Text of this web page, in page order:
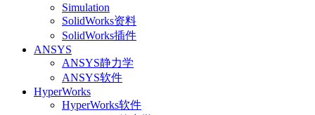
Simulation
SolidWorks资料
SolidWorks插件
ANSYS
ANSYS静力学
ANSYS软件
HyperWorks
HyperWorks软件